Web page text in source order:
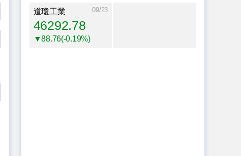
道瓊工業 09/23
46292.78
▼88.76(-0.19%)